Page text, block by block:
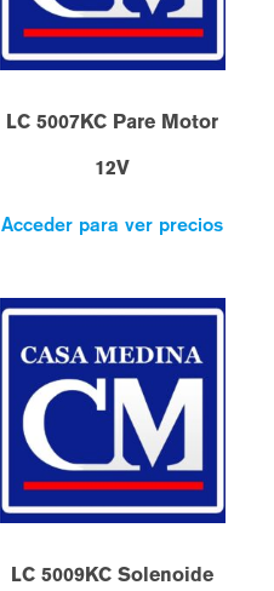
LC 5007KC Pare Motor
12V
Acceder para ver precios
LC 5009KC Solenoide